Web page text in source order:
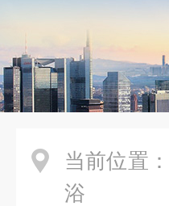
当前位置：
浴